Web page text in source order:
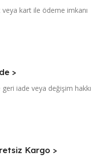
veya kart ile ödeme imkanı
>
iade veya değişim hakkı
Kargo >